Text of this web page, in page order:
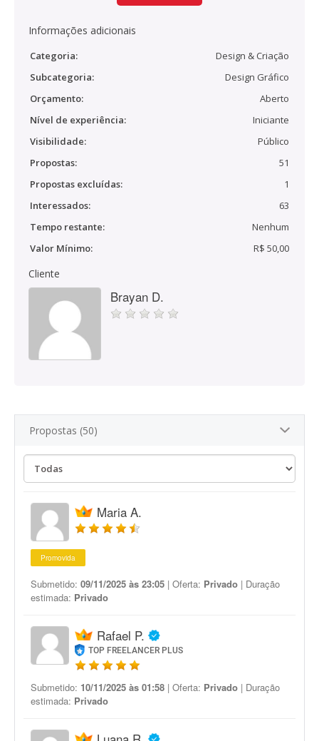
Informações adicionais
Categoria:
Design & Criação
Subcategoria:
Design Gráfico
Orçamento:
Aberto
Nível de experiência:
Iniciante
Visibilidade:
Público
Propostas:
51
Propostas excluídas:
1
Interessados:
63
Tempo restante:
Nenhum
Valor Mínimo:
R$ 50,00
Cliente
Brayan D.
Propostas (50)
Maria A.
Promovida
Submetido: 09/11/2025 às 23:05 | Oferta: Privado | Duração
estimada: Privado
Rafael P.
TOP FREELANCER PLUS
Submetido: 10/11/2025 às 01:58 | Oferta: Privado | Duração
estimada: Privado